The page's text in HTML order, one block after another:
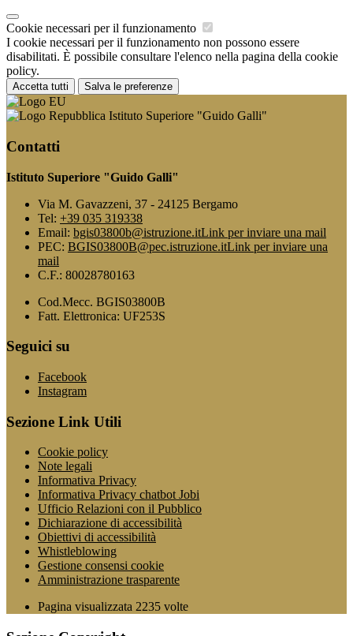
Cookie necessari per il funzionamento
I cookie necessari per il funzionamento non possono essere
disabilitati. È possibile consultare l'elenco nella pagina della cookie
policy.
Accetta tutti Salva le preferenze
Istituto Superiore "Guido Galli"
Contatti
Istituto Superiore "Guido Galli"
Via M. Gavazzeni, 37 - 24125 Bergamo
Tel: +39 035 319338
Email: bgis03800b@istruzione.itLink per inviare una mail
PEC: BGIS03800B@pec.istruzione.itLink per inviare una
mail
C.F.: 80028780163
Cod.Mecc. BGIS03800B
Fatt. Elettronica: UF253S
Seguici su
Facebook
Instagram
Sezione Link Utili
Cookie policy
Note legali
Informativa Privacy
Informativa Privacy chatbot Jobi
Ufficio Relazioni con il Pubblico
Dichiarazione di accessibilità
Obiettivi di accessibilità
Whistleblowing
Gestione consensi cookie
Amministrazione trasparente
Pagina visualizzata 2235 volte